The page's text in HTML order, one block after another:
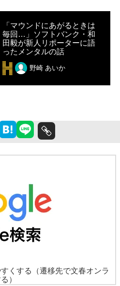
「マウンドにあがるときは
毎回…」ソフトバンク・和
田毅が新人リポーターに語
ったメンタルの話
野崎 あいか
くする
（遷移先で文春オンラ
）